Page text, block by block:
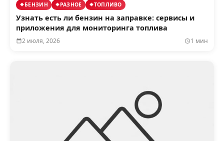
БЕНЗИН РАЗНОЕ ТОПЛИВО
Узнать есть ли бензин на заправке: сервисы и
приложения для мониторинга топлива
2 июля, 2026 1 мин